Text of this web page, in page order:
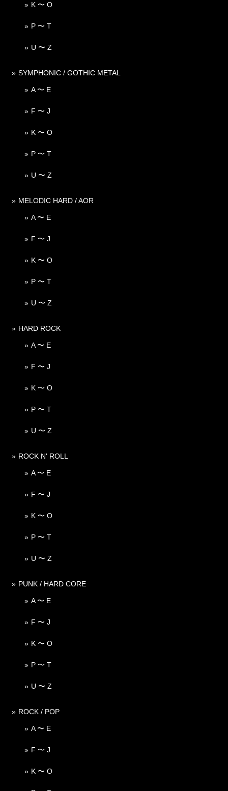
K 〜 O
P 〜 T
U 〜 Z
SYMPHONIC / GOTHIC METAL
A 〜 E
F 〜 J
K 〜 O
P 〜 T
U 〜 Z
MELODIC HARD / AOR
A 〜 E
F 〜 J
K 〜 O
P 〜 T
U 〜 Z
HARD ROCK
A 〜 E
F 〜 J
K 〜 O
P 〜 T
U 〜 Z
ROCK N' ROLL
A 〜 E
F 〜 J
K 〜 O
P 〜 T
U 〜 Z
PUNK / HARD CORE
A 〜 E
F 〜 J
K 〜 O
P 〜 T
U 〜 Z
ROCK / POP
A 〜 E
F 〜 J
K 〜 O